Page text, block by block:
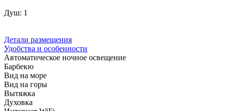
Душ: 1
Детали размещения
Удобства и особенности
Автоматическое ночное освещение
Барбекю
Вид на море
Вид на горы
Вытяжка
Духовка